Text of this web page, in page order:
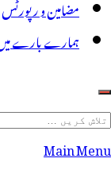
مضامین و رپورٹس
ہمارے بارے
تلاش
کریں
Main Menu